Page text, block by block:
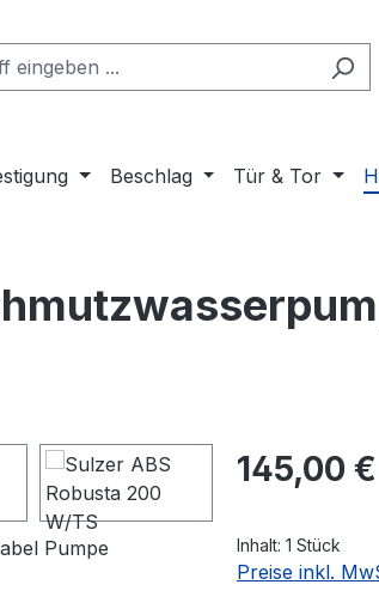
Beschlag Tür & Tor
Regulärer Preis:
145,00 €
Inhalt: 1 Stück
Preise inkl.